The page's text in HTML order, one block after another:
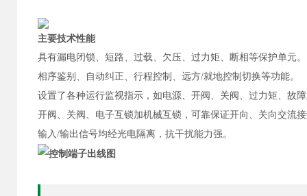
主要技术性能
具有漏电闭锁、短路、过载、欠压、过力矩、断相等保护单元。
相序鉴别、自动纠正、行程控制、远方/就地控制切换等功能。
设置了各种运行监视指示，如电源、开阀、关阀、过力矩、故
开阀、关阀、电子互锁加机械互锁，可靠保证开向、关向交流
输入/输出信号均经光电隔离，抗干扰能力强。
控制端子出线图